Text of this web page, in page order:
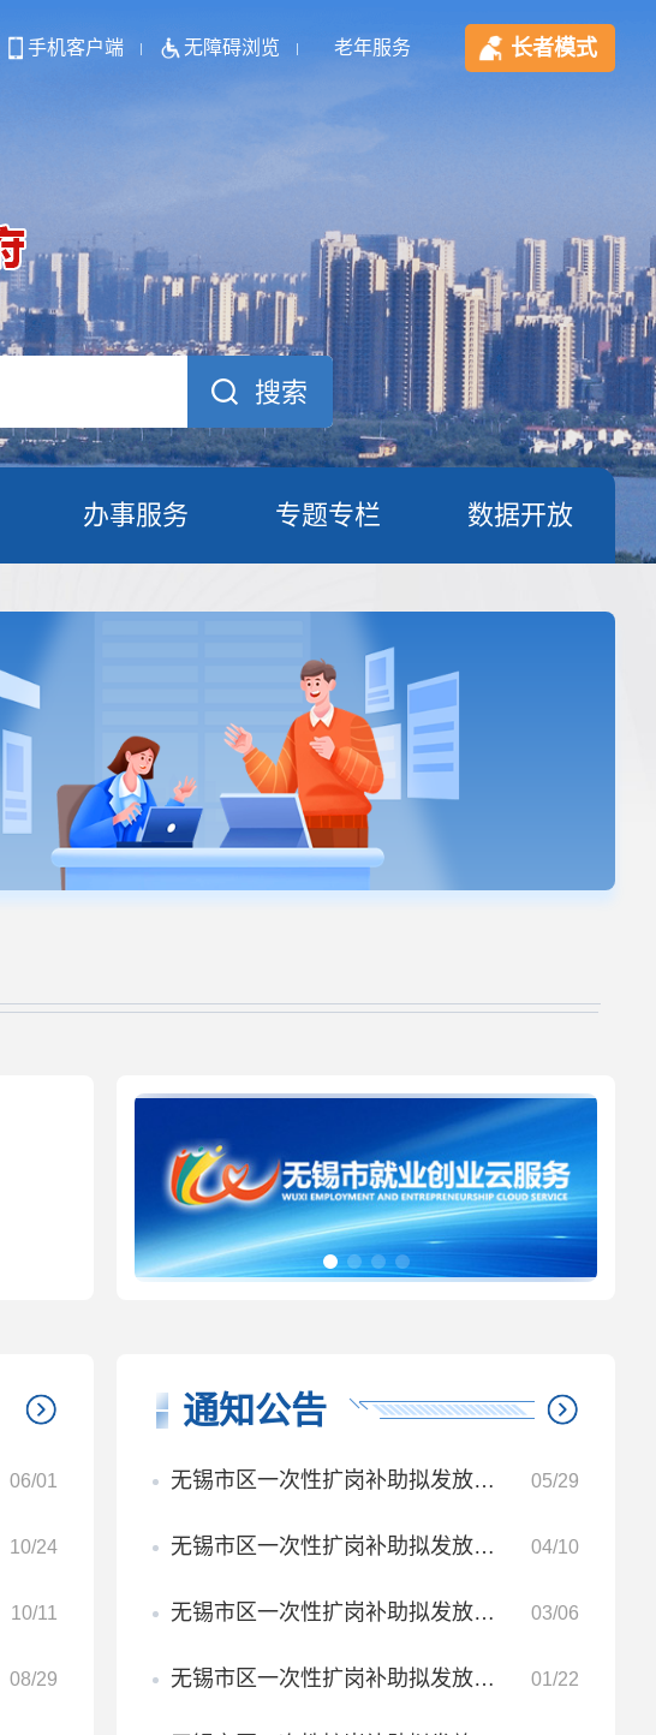
手机客户端 无障碍浏览 老年服务 长者模式
办事服务 专题专栏 数据开放
06/01
10/24
10/11
08/29
通知公告
无锡市区一次性扩岗补助拟发放名单公示 （2025年度第七批） 05/29
无锡市区一次性扩岗补助拟发放名单公示 （2025年度第六批） 04/10
无锡市区一次性扩岗补助拟发放名单公示（2025年度第五批） 03/06
无锡市区一次性扩岗补助拟发放名单公示 （2025年度第四批） 01/22